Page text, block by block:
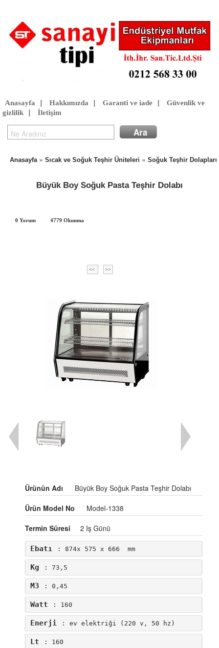
Anasayfa Hakkımızda Garanti ve iade
Güvenlik ve
gizlilik
İletişim
Anasayfa» Sıcak ve Soğuk Teşhir Üniteleri » Soğuk Teşhir Dolapları
Büyük Boy Soğuk Pasta Teşhir Dolabı
0 Yorum 4779 Okunma
<< >>
Ürünün Adı Büyük Boy Soğuk Pasta Teşhir Dolabı
Ürün Model No Model-1338
Termin Süresi 2 Iş Günü
Ebatı : 874x 575 x 666  mm
Kg : 73,5
M3 : 0,45
Watt : 160
Enerji : ev elektriği (220 v, 50 hz)
Lt : 160